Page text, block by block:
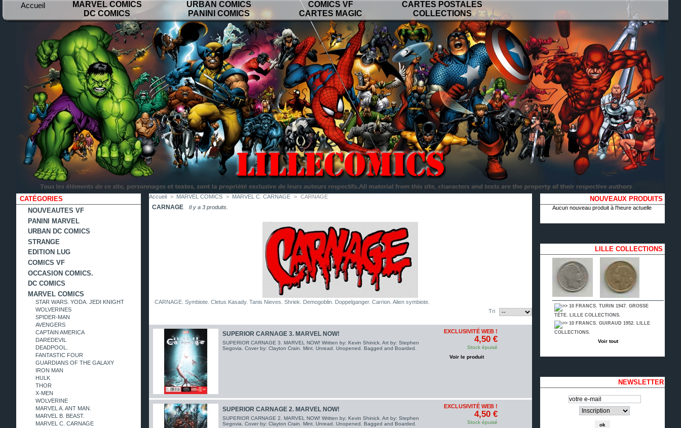
Accueil
MARVEL COMICS
DC COMICS
URBAN COMICS
PANINI COMICS
COMICS VF
CARTES MAGIC
CARTES POSTALES
COLLECTIONS
du
CATÉGORIES
NOUVEAUTES VF
PANINI MARVEL
URBAN DC COMICS
STRANGE
EDITION LUG
COMICS VF
OCCASION COMICS.
DC COMICS
MARVEL COMICS
STAR WARS. YODA. JEDI KNIGHT
WOLVERINES
SPIDER-MAN
AVENGERS
CAPTAIN AMERICA
DAREDEVIL
DEADPOOL.
FANTASTIC FOUR
GUARDIANS OF THE GALAXY
IRON MAN
HULK
THOR
X-MEN
WOLVERINE
MARVEL A. ANT MAN.
MARVEL B. BEAST.
MARVEL C. CARNAGE
Accueil > MARVEL COMICS > MARVEL C. CARNAGE > CARNAGE
CARNAGE Il y a 3 produits.
CARNAGE. Symbiote. Cletus Kasady. Tanis Nieves. Shriek. Demogoblin. Doppelganger. Carrion. Alien symbiote.
Tri
SUPERIOR CARNAGE 3. MARVEL NOW!
SUPERIOR CARNAGE 3. MARVEL NOW! Written by: Kevin Shinick. Art by: Stephen
Segovia. Cover by: Clayton Crain. Mint. Unread. Unopened. Bagged and Boarded.
EXCLUSIVITÉ WEB !
4,50 €
Stock épuisé
Voir le produit
SUPERIOR CARNAGE 2. MARVEL NOW!
SUPERIOR CARNAGE 2. MARVEL NOW! Written by: Kevin Shinick. Art by: Stephen
Segovia. Cover by: Clayton Crain. Mint. Unread. Unopened. Bagged and Boarded.
EXCLUSIVITÉ WEB !
4,50 €
Stock épuisé
NOUVEAUX PRODUITS
Aucun nouveau produit à l'heure actuelle
LILLE COLLECTIONS
10 FRANCS. TURIN 1947. GROSSE
TÊTE. LILLE COLLECTIONS.
10 FRANCS. GUIRAUD 1952. LILLE
COLLECTIONS.
Voir tout
NEWSLETTER